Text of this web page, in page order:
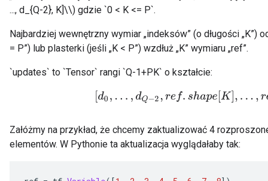
..., d_{Q-2}, K]\\) gdzie `0 < K <= P`.
Najbardziej wewnętrzny wymiar „indeksów” (o długości „K”)
= P”) lub plasterki (jeśli „K < P”) wzdłuż „K” wymiaru „ref”.
`updates` to `Tensor` rangi `Q-1+PK` o kształcie:
[d0,... ,dQ−2, ref.shap e[K ], .. r e f. s
Załóżmy na przykład, że chcemy zaktualizować 4
elementów. W Pythonie ta aktualizacja wyglądałaby tak: